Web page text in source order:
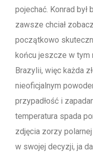
pojechać. Konrad
zawsze chciał
początkowo
końcu jeszcze w tym
Brazylii, więc każda
nieoficjalnym
przypadłość i
temperatura spada
zdjęcia zorzy polarnej
w swojej decyzji, ja